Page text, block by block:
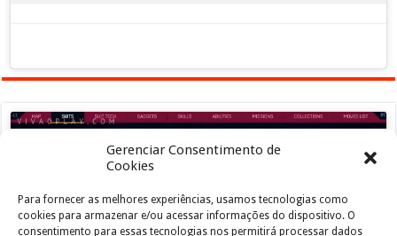
Gerenciar Consentimento de
Cookies
Para fornecer as melhores experiências, usamos tecnologias como
cookies para armazenar e/ou acessar informações do dispositivo. O
consentimento para essas tecnologias nos permitirá processar dados
Clique para aceitar os cookies marketing e
ativar este conteúdo